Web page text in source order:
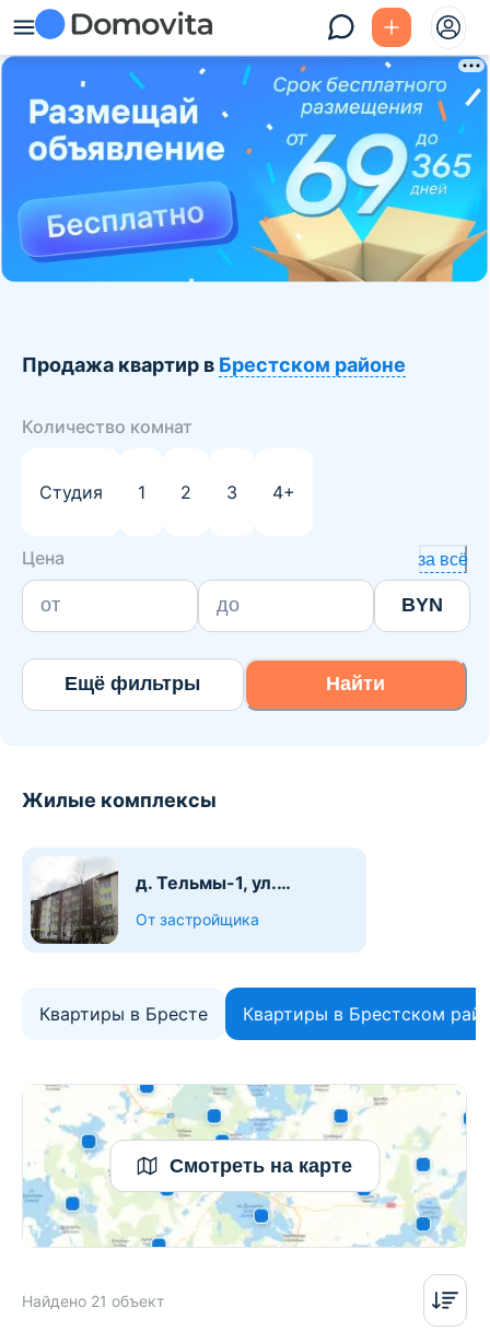
Продажа квартир в Брестском районе
Количество комнат
Студия 1 2 3 4+
Цена за всё
BYN
Ещё фильтры Найти
Жилые комплексы
д. Тельмы-1, ул.
От застройщика
Квартиры в Бресте Квартиры в Брестском
Смотреть на карте
Найдено 21 объект